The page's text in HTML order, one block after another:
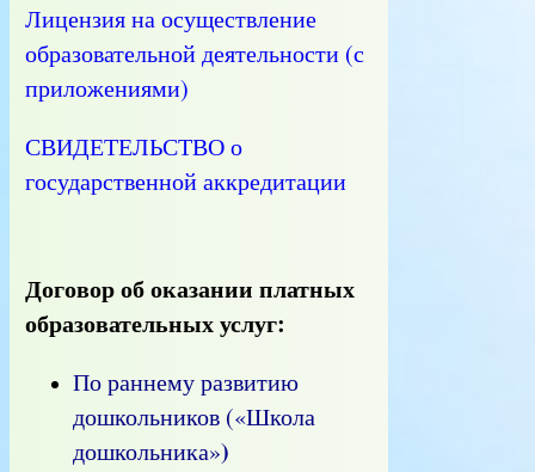
Лицензия на осуществление
образовательной деятельности (с
приложениями)
СВИДЕТЕЛЬСТВО о
государственной аккредитации
Договор об оказании платных
образовательных услуг:
По раннему развитию
дошкольников («Школа
дошкольника»)